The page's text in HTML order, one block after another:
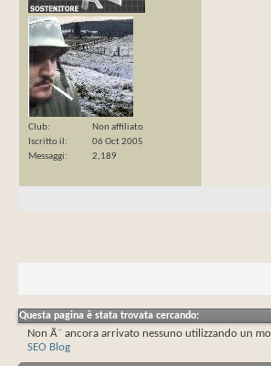
Club
Non affiliato
Iscritto il
06 Oct 2005
Messaggi
2,189
Questa pagina è stata trovata cercando:
Non Ã¨ ancora arrivato nessuno utilizzando un
SEO Blog